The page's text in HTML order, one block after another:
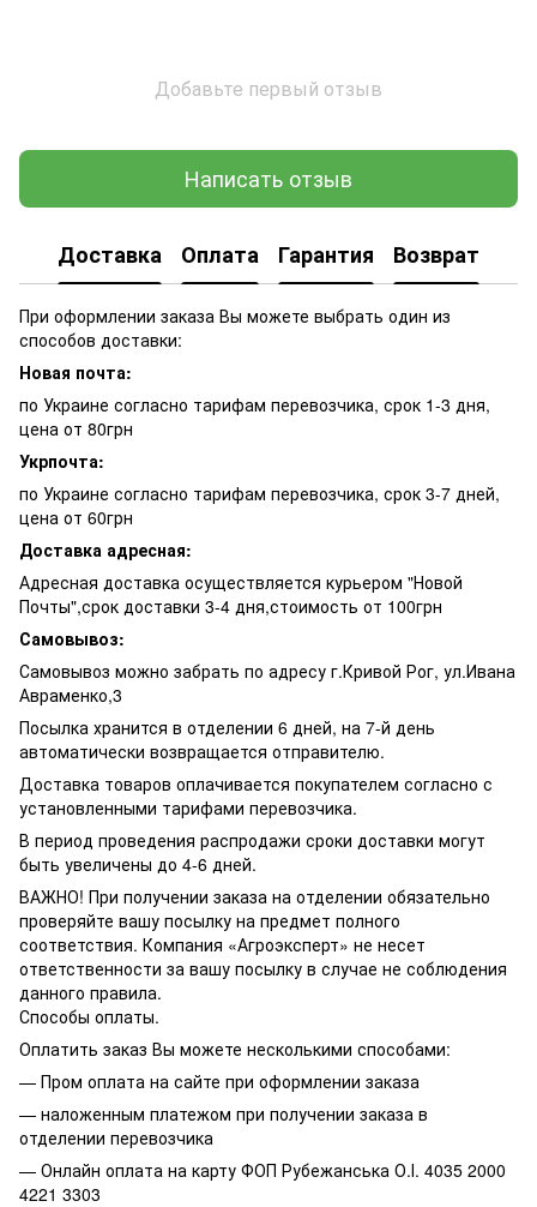
Добавьте первый отзыв
Написать отзыв
Доставка Оплата Гарантия Возврат
При оформлении заказа Вы можете выбрать один из
способов доставки:
Новая почта:
по Украине согласно тарифам перевозчика, срок 1-3 дня,
цена от 80грн
Укрпочта:
по Украине согласно тарифам перевозчика, срок 3-7 дней,
цена от 60грн
Доставка адресная:
Адресная доставка осуществляется курьером "Новой
Почты",срок доставки 3-4 дня,стоимость от 100грн
Самовывоз:
Самовывоз можно забрать по адресу г.Кривой Рог, ул.Ивана
Авраменко,3
Посылка хранится в отделении 6 дней, на 7-й день
автоматически возвращается отправителю.
Доставка товаров оплачивается покупателем согласно с
установленными тарифами перевозчика.
В период проведения распродажи сроки доставки могут
быть увеличены до 4-6 дней.
ВАЖНО! При получении заказа на отделении обязательно
проверяйте вашу посылку на предмет полного
соответствия. Компания «Агроэксперт» не несет
ответственности за вашу посылку в случае не соблюдения
данного правила.
Способы оплаты.
Оплатить заказ Вы можете несколькими способами:
— Пром оплата на сайте при оформлении заказа
— наложенным платежом при получении заказа в
отделении перевозчика
— Онлайн оплата на карту ФОП Рубежанська О.І. 4035 2000
4221 3303